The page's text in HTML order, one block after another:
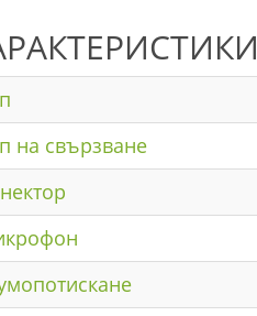
на свързване